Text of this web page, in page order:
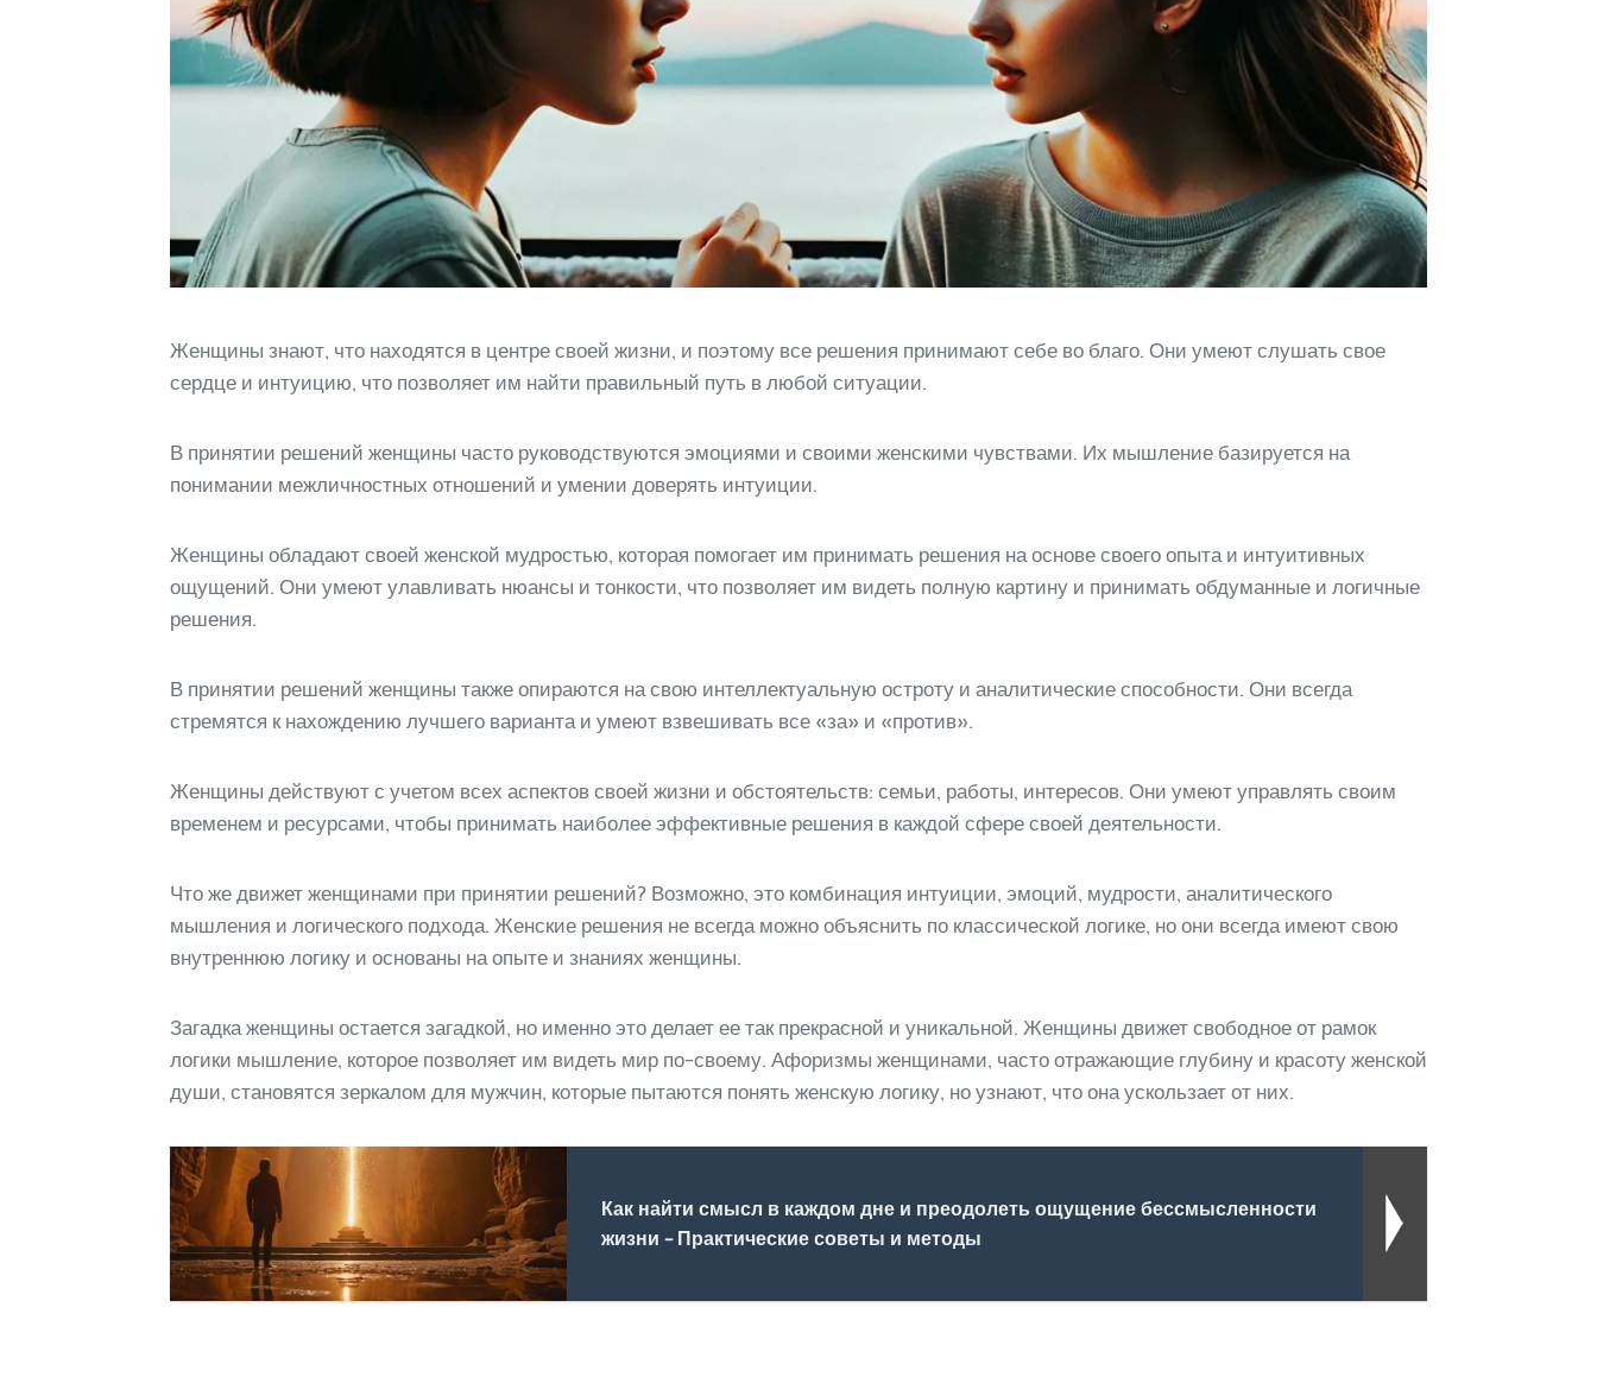
Женщины знают, что находятся в центре своей жизни, и поэтому все решения принимают себе во благо. Они умеют слушать свое
сердце и интуицию, что позволяет им найти правильный путь в любой ситуации.
В принятии решений женщины часто руководствуются эмоциями и своими женскими чувствами. Их мышление базируется на
понимании межличностных отношений и умении доверять интуиции.
Женщины обладают своей женской мудростью, которая помогает им принимать решения на основе своего опыта и интуитивных
ощущений. Они умеют улавливать нюансы и тонкости, что позволяет им видеть полную картину и принимать обдуманные и логичные
решения.
В принятии решений женщины также опираются на свою интеллектуальную остроту и аналитические способности. Они всегда
стремятся к нахождению лучшего варианта и умеют взвешивать все «за» и «против».
Женщины действуют с учетом всех аспектов своей жизни и обстоятельств: семьи, работы, интересов. Они умеют управлять своим
временем и ресурсами, чтобы принимать наиболее эффективные решения в каждой сфере своей деятельности.
Что же движет женщинами при принятии решений? Возможно, это комбинация интуиции, эмоций, мудрости, аналитического
мышления и логического подхода. Женские решения не всегда можно объяснить по классической логике, но они всегда имеют свою
внутреннюю логику и основаны на опыте и знаниях женщины.
Загадка женщины остается загадкой, но именно это делает ее так прекрасной и уникальной. Женщины движет свободное от рамок
логики мышление, которое позволяет им видеть мир по-своему. Афоризмы женщинами, часто отражающие глубину и красоту женской
души, становятся зеркалом для мужчин, которые пытаются понять женскую логику, но узнают, что она ускользает от них.
Как найти смысл в каждом дне и преодолеть ощущение бессмысленности
жизни - Практические советы и методы